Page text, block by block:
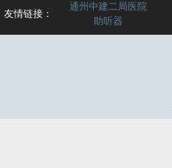
友情链接：
通州中建二局医院
助听器